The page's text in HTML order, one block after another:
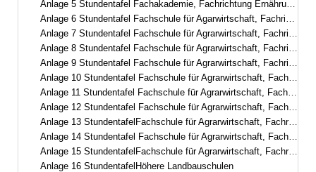
Anlage 5 Stundentafel Fachakademie, Fachrichtung Ernährungs- und Versorgungsmanagement
Anlage 6 Stundentafel Fachschule für Agarwirtschaft, Fachrichtung Garten- und Landschaftsbau, zweisemestrig
Anlage 7 Stundentafel Fachschule für Agrarwirtschaft, Fachrichtung Garten- und Landschaftsbau, dreisemestrig
Anlage 8 Stundentafel Fachschule für Agrarwirtschaft, Fachrichtung Garten- und Landschaftsbau, Fachgebiet Management und Gestaltung
Anlage 9 Stundentafel Fachschule für Agrarwirtschaft, Fachrichtung Garten- und Landschaftsbau, zweisemestrig mit E-learning-Phasen
Anlage 10 Stundentafel Fachschule für Agrarwirtschaft, Fachrichtung Gartenbau, Fachgebiet Zierpflanzenbau/Management und Gestaltung
Anlage 11 Stundentafel Fachschule für Agrarwirtschaft, Fachrichtung Gartenbau, Fachgebiet Staudengärtnerei/Management und Gestaltung
Anlage 12 Stundentafel Fachschule für Agrarwirtschaft, Fachrichtung Gartenbau, Fachgebiet Gemüsebau
Anlage 13 StundentafelFachschule für Agrarwirtschaft, Fachrichtung ökologischer Landbau
Anlage 14 Stundentafel Fachschule für Agrarwirtschaft, Fachrichtung Milchwirtschaft und Molkereiwesen
Anlage 15 StundentafelFachschule für Agrarwirtschaft, Fachrichtung Milchwirtschaftliches Laborwesen
Anlage 16 StundentafelHöhere Landbauschulen